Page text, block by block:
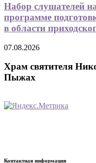
Набор слушателей
программе
в области
07.08.2026
Храм святителя
Пыжах
Контактная информация